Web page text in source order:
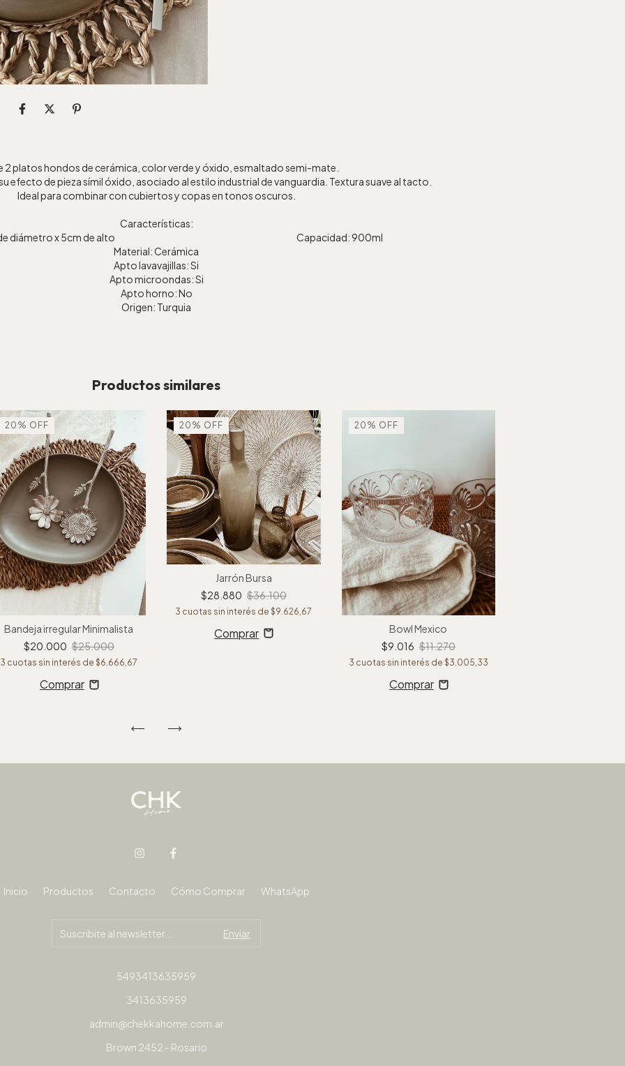
2 platos hondos de cerámica, color verde y óxido, esmaltado semi-mate.
efecto de pieza símil óxido, asociado al estilo industrial de vanguardia. Textura suave al tacto.
Ideal para combinar con cubiertos y copas en tonos oscuros.
Características:
de diámetro x 5cm de alto Capacidad: 900ml
Material: Cerámica
Apto lavavajillas: Si
Apto microondas: Si
Apto horno: No
Origen: Turquia
Productos similares
20 % OFF
Bandeja irregular Minimalista
$20.000 $25.000
3 cuotas sin interés de$6.666,67
20 % OFF
Jarrón Bursa
$28.880 $36.100
3 cuotas sin interés de$9.626,67
20 % OFF
Bowl Mexico
$9.016 $11.270
3 cuotas sin interés de $3.005,33
Inicio Productos Contacto Cómo Comprar WhatsApp
5493413635959
3413635959
admin@chekkahome.com.ar
Brown 2452 - Rosario